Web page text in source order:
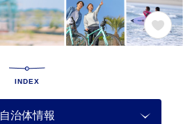
INDEX
自治体情報